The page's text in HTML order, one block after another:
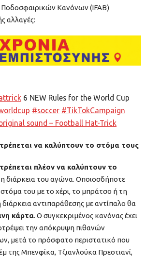
Ποδοσφαιρικών Κανόνων (IFAB)
αλλαγές:
6 NEW Rules for the World Cup
#soccer #TikTokCampaign
sound – Football Hat-Trick
να καλύπτουν το στόμα τους
πλέον να καλύπτουν το
διάρκεια του αγώνα. Οποιοσδήποτε
του με το χέρι, το μπράτσο ή τη
αντιπαράθεσης με αντίπαλο θα
κάρτα. Ο συγκεκριμένος κανόνας έχει
την απόκρυψη πιθανών
μετά το πρόσφατο περιστατικό που
της Μπενφίκα, Τζιανλούκα Πρεστιανί,